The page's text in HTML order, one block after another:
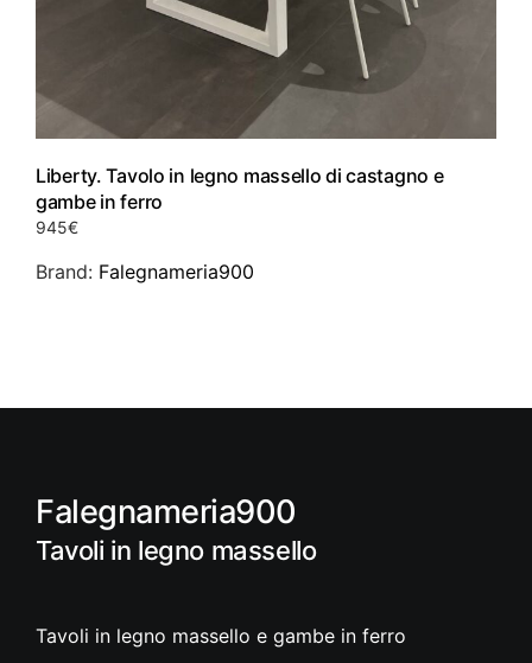
Liberty. Tavolo in legno massello di castagno e
gambe in ferro
945€
Brand: Falegnameria900
possono
essere
pagina
Falegnameria900
Tavoli in legno massello
Tavoli in legno massello e gambe in ferro